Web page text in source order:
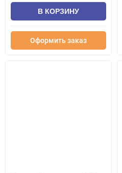
В КОРЗИНУ
Оформить заказ